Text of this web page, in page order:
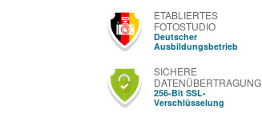
ETABLIERTES
FOTOSTUDIO
Deutscher
Ausbildungsbetrieb
SICHERE
DATENÜBERTRAGUNG
256-Bit SSL-
Verschlüsselung